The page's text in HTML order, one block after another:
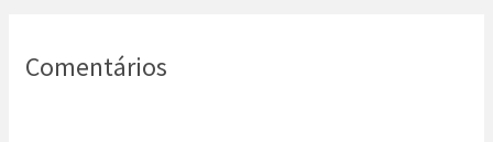
Comentários